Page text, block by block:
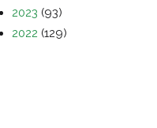
2023 (93)
2022 (129)